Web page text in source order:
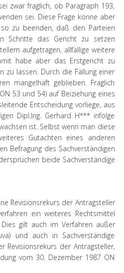
zwar fraglich, ob Paragraph 193,
sei. Diese Frage könne aber
zu beenden, daß den Parteien
Schritte das Gericht zu setzen
aufgetragen, allfällige weitere
habe aber das Erstgericht zu
zu lassen. Durch die Fällung einer
mangelhaft geblieben. Fraglich
53 und 54) auf Beiziehung eines
Entscheidung vorliege, aus
Dipl.Ing. Gerhard H*** infolge
ist. Selbst wenn man diese
Gutachten eines anderen
Befragung des Sachverständigen
beide Sachverständige
Revisionsrekurs der Antragsteller
ein weiteres Rechtsmittel
gilt auch im Verfahren außer
und auch in Sachverständige
Revisionsrekurs der Antragsteller,
vom 30. Dezember 1987 ON